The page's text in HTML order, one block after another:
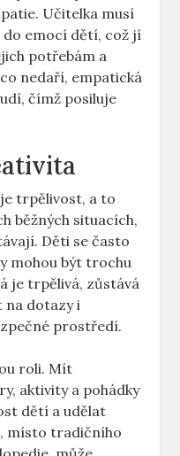
⁤Učitelka musí
emocí dětí, což jí
potřebám a
nedaří, empatická
čímž posiluje
trpělivost, a to
běžných situacích,
Děti se ‌často
mohou být trochu
je trpělivá, zůstává
na ‌dotazy i
prostředí.
roli. Mít
aktivity a pohádky
dětí ​a udělat
místo​ tradičního